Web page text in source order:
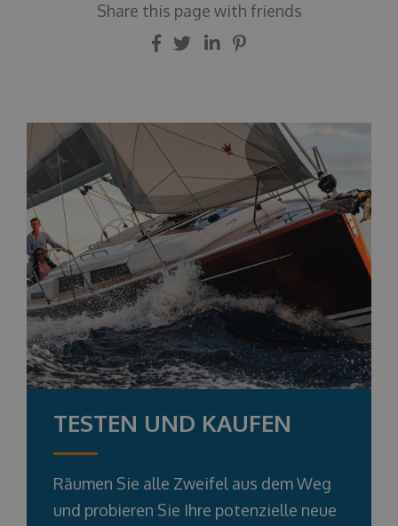
Share this page with friends
TESTEN UND KAUFEN
Räumen Sie alle Zweifel aus dem Weg
und probieren Sie Ihre potenzielle neue